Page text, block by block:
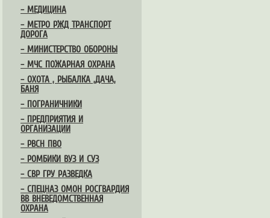
– МЕДИЦИНА
– МЕТРО РЖД ТРАНСПОРТ
ДОРОГА
– МИНИСТЕРСТВО ОБОРОНЫ
– МЧС ПОЖАРНАЯ ОХРАНА
– ОХОТА , РЫБАЛКА ,ДАЧА,
БАНЯ
– ПОГРАНИЧНИКИ
– ПРЕДПРИЯТИЯ И
ОРГАНИЗАЦИИ
– РВСН ПВО
– РОМБИКИ ВУЗ И СУЗ
– СВР ГРУ РАЗВЕДКА
– СПЕЦНАЗ ОМОН РОСГВАРДИЯ
ВВ ВНЕВЕДОМСТВЕННАЯ
ОХРАНА